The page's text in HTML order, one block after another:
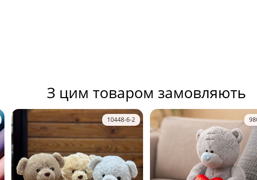
З цим товаром замовляють
10448-6-2